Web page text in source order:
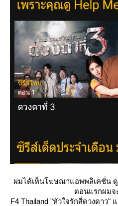
ผมได้เห็นโฆษณาแอพพลิเคชั่น
ตอนแรกผมจ
F4 Thailand "หัวใจรักสี่ดวงดาว"